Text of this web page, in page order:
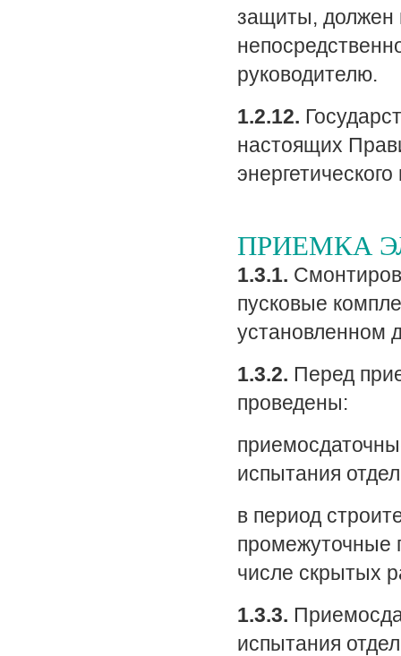
защиты, должен
руководителю.
1.2.12.
настоящих
ПРИЕМКА
1.3.1.
пусковые
установленном
1.3.2. Перед
проведены:
испытания
в период
промежуточные
числе скрытых
1.3.3.
испытания